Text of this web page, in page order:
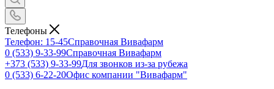
Телефоны
Телефон: 15-45Справочная Вивафарм
0 (533) 9-33-99Справочная Вивафарм
+373 (533) 9-33-99Для звонков из-за рубежа
0 (533) 6-22-20Офис компании "Вивафарм"